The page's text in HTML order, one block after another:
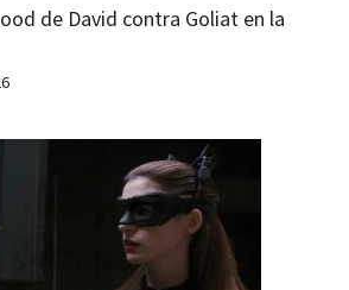
de David contra Goliat en la